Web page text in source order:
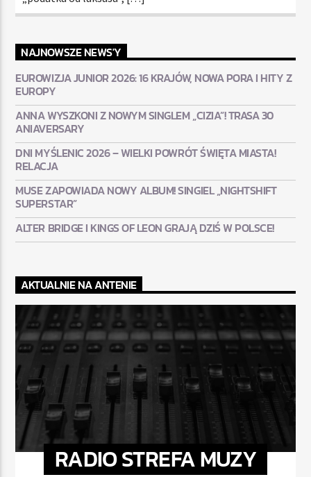
NAJNOWSZE NEWS'Y
EUROWIZJA JUNIOR 2026: 16 KRAJÓW, NOWA PORA I HITY Z
EUROPY
ANNA WYSZKONI Z NOWYM SINGLEM „CIZIA”! TRASA 30
ANIAVERSARY
DNI MYŚLENIC 2026 – WIELKI POWRÓT ŚWIĘTA MIASTA!
RELACJA
MUSE ZAPOWIADA NOWY ALBUM! SINGIEL „NIGHTSHIFT
SUPERSTAR”
ALTER BRIDGE I KINGS OF LEON GRAJĄ DZIŚ W POLSCE!
AKTUALNIE NA ANTENIE
RADIO STREFA MUZY